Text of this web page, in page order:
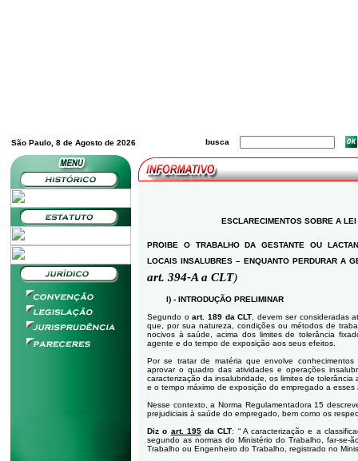
São Paulo, 8 de Agosto de 2026 busca
ESCLARECIMENTOS SOBRE A LEI
PROIBE O TRABALHO DA GESTANTE OU
LOCAIS INSALUBRES – ENQUANTO PERDURAR A
art. 394-A a CLT)
I) - INTRODUÇÃO PRELIMINAR
Segundo oart. 189 da CLT , devem ser consideradas
que, por sua natureza, condições ou métodos de
nocivos à saúde, acima dos limites de tolerância
agente e do tempo de exposição aos seus efeitos.
Por se tratar de matéria que envolve
aprovar o quadro das atividades e operações
caracterização da insalubridade, os limites de
e o tempo máximo de exposição do empregado a esses
Nesse contexto, a Norma Regulamentadora 15
prejudiciais à saúde do empregado, bem como os
Diz o art. 195da CLT: “ A caracterização e a
segundo as normas do Ministério do Trabalho, far-se-
Trabalho ou Engenheiro do Trabalho, registrado no